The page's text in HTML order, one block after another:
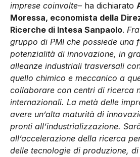
imprese coinvolte– ha dichiarato
Moressa, economista della
Ricerche di Intesa Sanpaolo.
gruppo di PMI che possiede una
potenzialità di innovazione, in
alleanze industriali trasversali
quello chimico e meccanico a
collaborare con centri di ricerca
internazionali. La metà delle
avere un’alta maturità di
pronti all’industrializzazione.
all’accelerazione della ricerca
delle tecnologie di produzione,